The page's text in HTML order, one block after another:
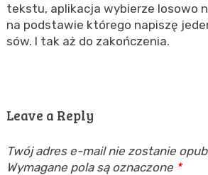
tek­stu, apli­ka­cja wy­bie­rze lo­so­wo
na pod­sta­wie któ­re­go na­pi­szę
sów. I tak aż do za­koń­cze­nia.
Leave a Reply
Twój adres e-mail nie zostanie
Wymagane pola są oznaczone *